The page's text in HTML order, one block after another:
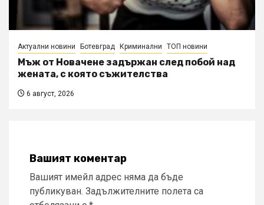
Актуални новини Ботевград Криминални ТОП новини
Мъж от Новачене задържан след побой над
жената, с която съжителства
6 август, 2026
Вашият коментар
Вашият имейл адрес няма да бъде
публикуван. Задължителните полета са